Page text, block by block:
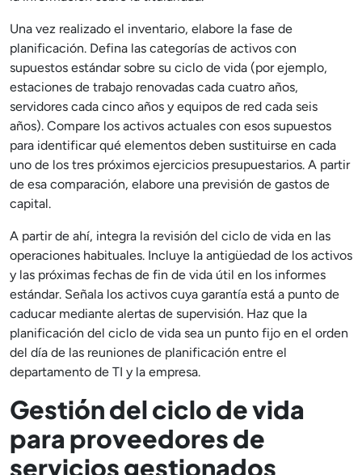
Una vez realizado el inventario, elabore la fase de
planificación. Defina las categorías de activos con
supuestos estándar sobre su ciclo de vida (por ejemplo,
estaciones de trabajo renovadas cada cuatro años,
servidores cada cinco años y equipos de red cada seis
años). Compare los activos actuales con esos supuestos
para identificar qué elementos deben sustituirse en cada
uno de los tres próximos ejercicios presupuestarios. A partir
de esa comparación, elabore una previsión de gastos de
capital.
A partir de ahí, integra la revisión del ciclo de vida en las
operaciones habituales. Incluye la antigüedad de los activos
y las próximas fechas de fin de vida útil en los informes
estándar. Señala los activos cuya garantía está a punto de
caducar mediante alertas de supervisión. Haz que la
planificación del ciclo de vida sea un punto fijo en el orden
del día de las reuniones de planificación entre el
departamento de TI y la empresa.
Gestión del ciclo de vida
para proveedores de
servicios gestionados